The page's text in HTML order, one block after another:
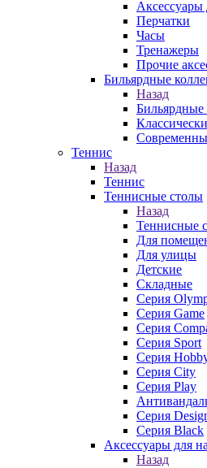
Аксессуары
Перчатки
Часы
Тренажеры
Прочие
Бильярдные
Назад
Бильярдные
Теннис
Назад
Теннис
Теннисные столы
Назад
Теннисные
Для
Для улицы
Детские
Складные
Серия
Серия Game
Серия
Серия Sport
Серия
Серия City
Серия Play
Серия
Серия Black
Аксессуары для
Назад